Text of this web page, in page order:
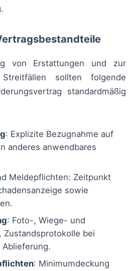
von Erstattungen und zur
sollten folgende
standardmäßig
: Explizite Bezugnahme auf
anderes anwendbares
Meldepflichten: Zeitpunkt
sowie
: Foto-, Wiege- und
Zustandsprotokolle bei
Ablieferung.
: Minimumdeckung